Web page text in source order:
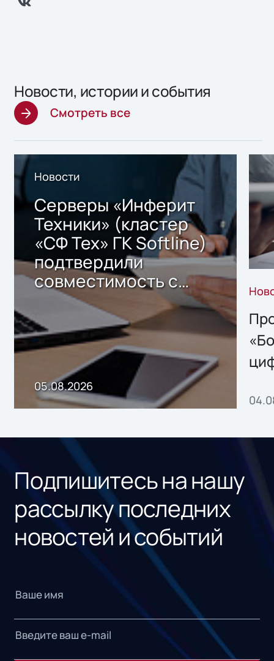
Новости, истории и события
Смотреть все
Новости
Серверы «Инферит
Техники» (кластер
«СФ Тех» ГК Softline)
подтвердили
совместимость с
решением Sharx
Storage 2.x для
хранения данных
05.08.2026
Подпишитесь на нашу
рассылку последних
новостей и событий